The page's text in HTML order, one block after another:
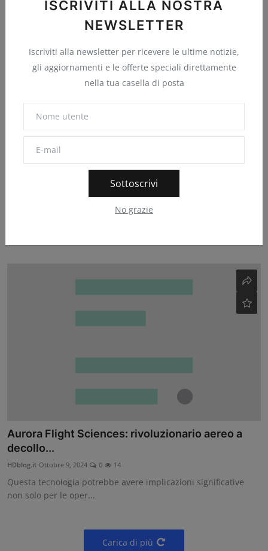
ISCRIVITI ALLA NOSTRA
NEWSLETTER
Iscriviti alla newsletter per ricevere le ultime notizie,
gli aggiornamenti e le offerte speciali direttamente
nella tua casella di posta
Sottoscrivi
No grazie
SpaceX, tutto pronto per il sesto volo di Starship:
0 11
Aurora Flight Sciences: rivoluzionario aereo a
decollo...
HDblog.it Ottobre 9, 2024 0 14
Questa tecnologia potrebbe avere implicazioni significative
non solo per le oper...
Carica di più